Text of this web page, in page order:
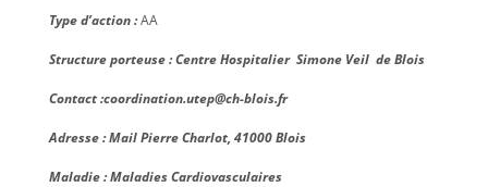
Type d’action :AA
Structure porteuse : Centre Hospitalier Simone Veil de Blois
Contact :coordination.utep@ch-blois.fr
Adresse : Mail Pierre Charlot, 41000 Blois
Maladie : Maladies Cardiovasculaires